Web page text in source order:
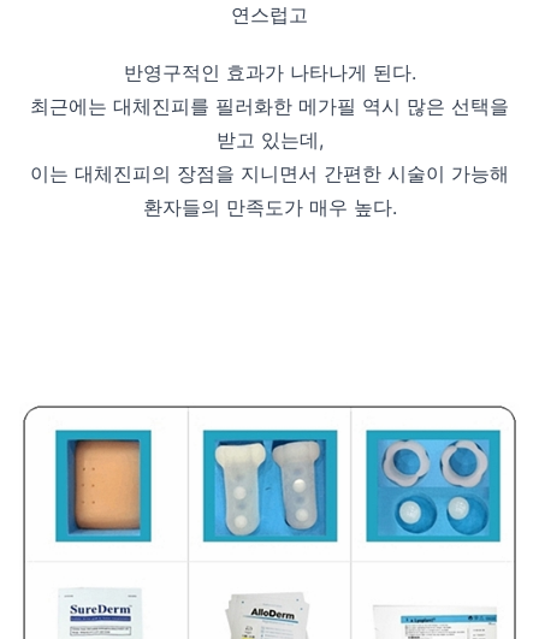
연스럽고
반영구적인 효과가 나타나게 된다.
최근에는 대체진피를 필러화한 메가필 역시 많은 선택을
받고 있는데,
이는 대체진피의 장점을 지니면서 간편한 시술이 가능해
환자들의 만족도가 매우 높다.